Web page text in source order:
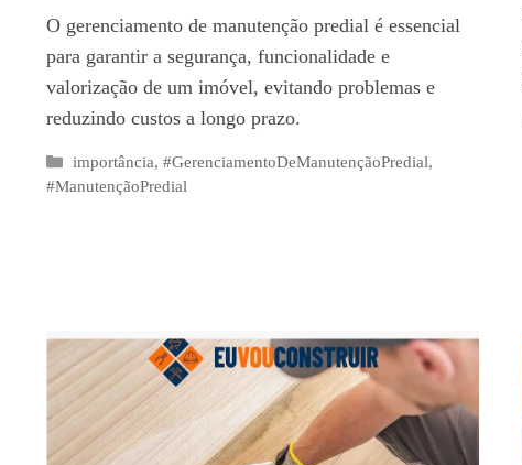
O gerenciamento de manutenção predial é essencial
para garantir a segurança, funcionalidade e
valorização de um imóvel, evitando problemas e
reduzindo custos a longo prazo.
Categorias
importância,#GerenciamentoDeManutençãoPredial,
#ManutençãoPredial